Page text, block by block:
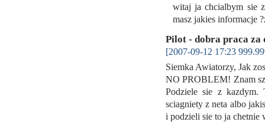
witaj ja chcialbym sie
masz jakies
Pilot - dobra praca za
[2007-09-12 17:23
Siemka Awiatorzy, Jak
NO PROBLEM! Znam
Podziele sie z
sciagniety z neta albo
i podzieli sie to ja chetnie